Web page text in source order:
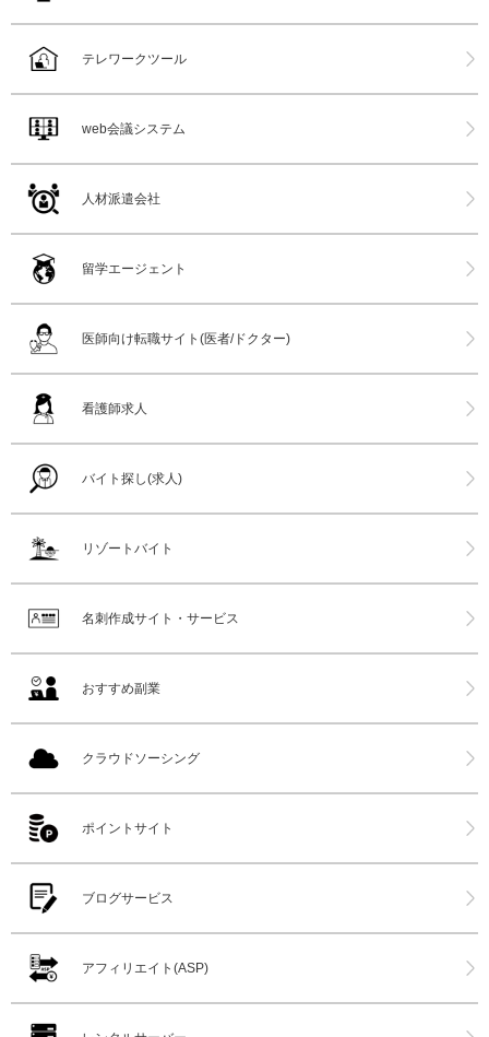
テレワークツール
web会議システム
人材派遣会社
留学エージェント
医師向け転職サイト(医者/ドクター)
看護師求人
バイト探し(求人)
リゾートバイト
名刺作成サイト・サービス
おすすめ副業
クラウドソーシング
ポイントサイト
ブログサービス
アフィリエイト(ASP)